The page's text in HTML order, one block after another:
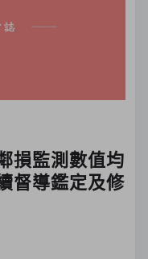
損監測數值均
督導鑑定及修